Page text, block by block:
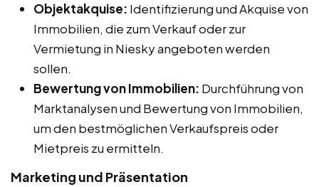
Objektakquise: Identifizierung und Akquise von
Immobilien, die zum Verkauf oder zur
Vermietung in Niesky angeboten werden
sollen.
Bewertung von Immobilien: Durchführung von
Marktanalysen und Bewertung von Immobilien,
um den bestmöglichen Verkaufspreis oder
Mietpreis zu ermitteln.
Marketing und Präsentation